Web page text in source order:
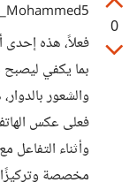
0
فعلاً، هذه إحدى
بما يكفي ليصبح
والشعور
فعلى عكس
وأثناء التفاعل
مخصصة وتركيزًا